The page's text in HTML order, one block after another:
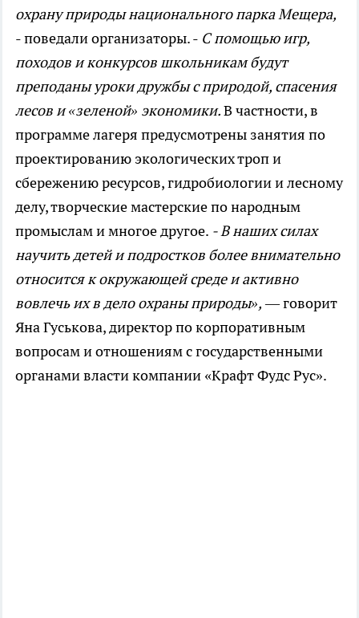
охрану природы национального парка Мещера,
- поведали организаторы. - С помощью игр,
походов и конкурсов школьникам будут
преподаны уроки дружбы с природой, спасения
лесов и «зеленой» экономики.В частности, в
программе лагеря предусмотрены занятия по
проектированию экологических троп и
сбережению ресурсов, гидробиологии и лесному
делу, творческие мастерские по народным
промыслам и многое другое. - В наших силах
научить детей и подростков более внимательно
относится к окружающей среде и активно
вовлечь их в дело охраны природы»,— говорит
Яна Гуськова, директор по корпоративным
вопросам и отношениям с государственными
органами власти компании «Крафт Фудс Рус».